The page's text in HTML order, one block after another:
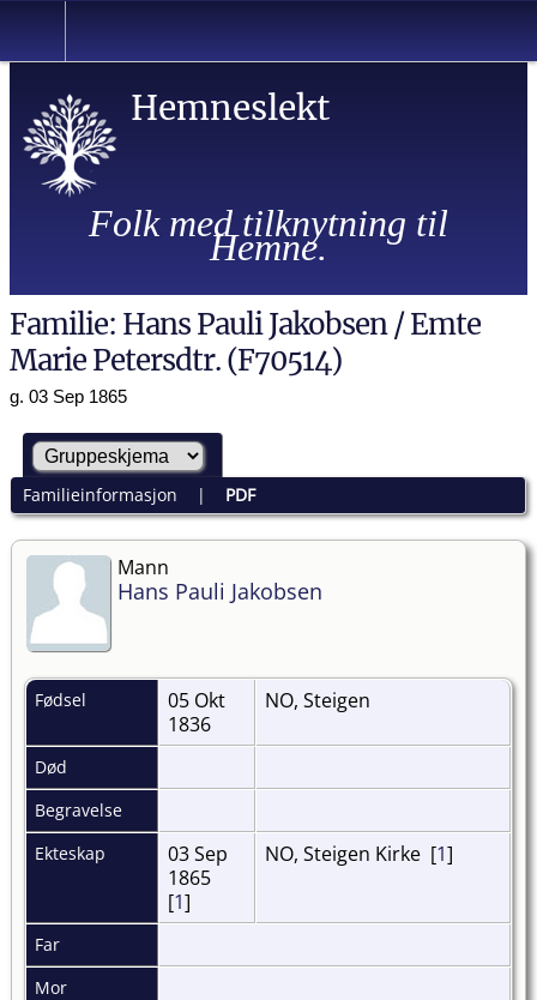
Hemneslekt
Folk med tilknytning til
Hemne.
Familie: Hans Pauli Jakobsen / Emte
Marie Petersdtr. (F70514)
g. 03 Sep 1865
Familieinformasjon | PDF
Mann
Hans Pauli Jakobsen
Fødsel
05 Okt
1836
NO, Steigen
Død
Begravelse
Ekteskap
03 Sep
1865
[1]
NO, Steigen Kirke [1]
Far
Mor